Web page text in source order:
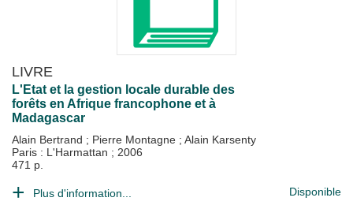
LIVRE
L'Etat et la gestion locale durable des
forêts en Afrique francophone et à
Madagascar
Alain Bertrand ; Pierre Montagne ; Alain Karsenty
Paris : L'Harmattan ; 2006
471 p.
Plus d'information... Disponible